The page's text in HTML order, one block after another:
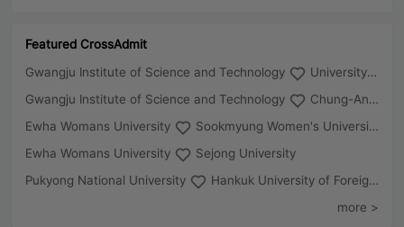
Featured CrossAdmit
Gwangju Institute of Science and Technology
University of Seoul
Gwangju Institute of Science and Technology
Chung-Ang University
Ewha Womans University
Sookmyung Women's University
Ewha Womans University
Sejong University
Pukyong National University
Hankuk University of Foreign Studies(Global Campus
more >